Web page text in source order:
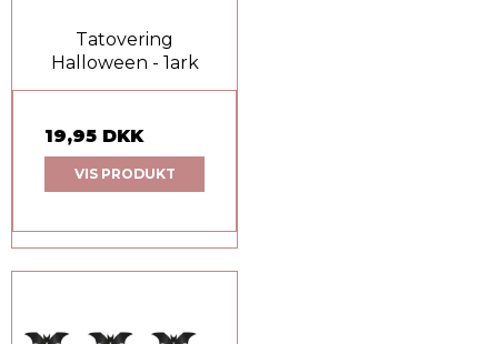
Tatovering
Halloween - 1ark
19,95 DKK
VIS PRODUKT